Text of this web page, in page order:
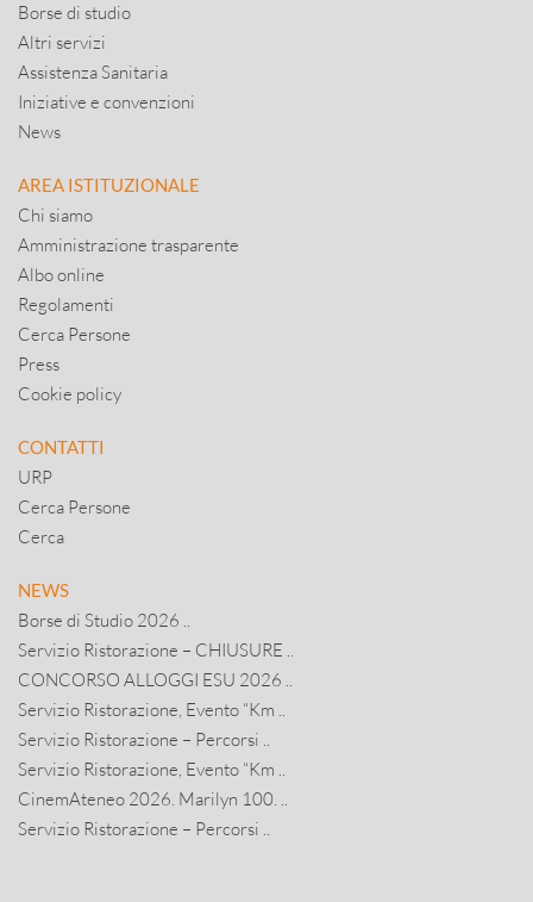
Borse di studio
Altri servizi
Assistenza Sanitaria
Iniziative e convenzioni
News
AREA ISTITUZIONALE
Chi siamo
Amministrazione trasparente
Albo online
Regolamenti
Cerca Persone
Press
Cookie policy
CONTATTI
URP
Cerca Persone
Cerca
NEWS
Borse di Studio 2026 ..
Servizio Ristorazione – CHIUSURE ..
CONCORSO ALLOGGI ESU 2026 ..
Servizio Ristorazione, Evento “Km ..
Servizio Ristorazione – Percorsi ..
Servizio Ristorazione, Evento “Km ..
CinemAteneo 2026. Marilyn 100. ..
Servizio Ristorazione – Percorsi ..